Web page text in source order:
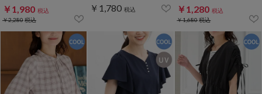
￥1,980 税込
￥2,280税込
￥1,780 税込 ￥1,280 税込
￥1,680税込